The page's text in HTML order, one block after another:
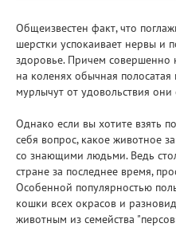
Общеизвестен факт, что
шерстки успокаивает нервы и
здоровье. Причем совершенно
на коленях обычная
мурлычут от удовольствия
Однако если вы хотите взять
себя вопрос, какое животное
со знающими людьми. Ведь
стране за последнее время,
Особенной популярностью
кошки всех окрасов и
животным из семейства